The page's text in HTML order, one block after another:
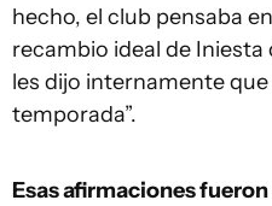
hecho, el club pensaba
recambio ideal de
les dijo internamente que
temporada”.
Esas afirmaciones